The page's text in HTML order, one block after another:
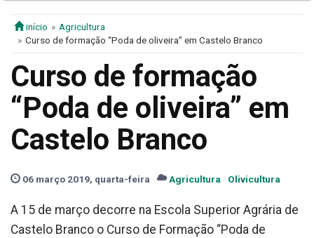
início
Agricultura
Curso de formação “Poda de oliveira” em Castelo Branco
Curso de formação
“Poda de oliveira” em
Castelo Branco
06 março 2019, quarta-feira Agricultura Olivicultura
A 15 de março decorre na Escola Superior Agrária de
Castelo Branco o Curso de Formação “Poda de